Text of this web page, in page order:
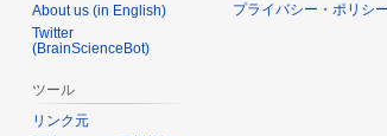
に
About us (in English)
Twitter
(BrainScienceBot)
ツール
リンク元
プライバシー・ポリシー